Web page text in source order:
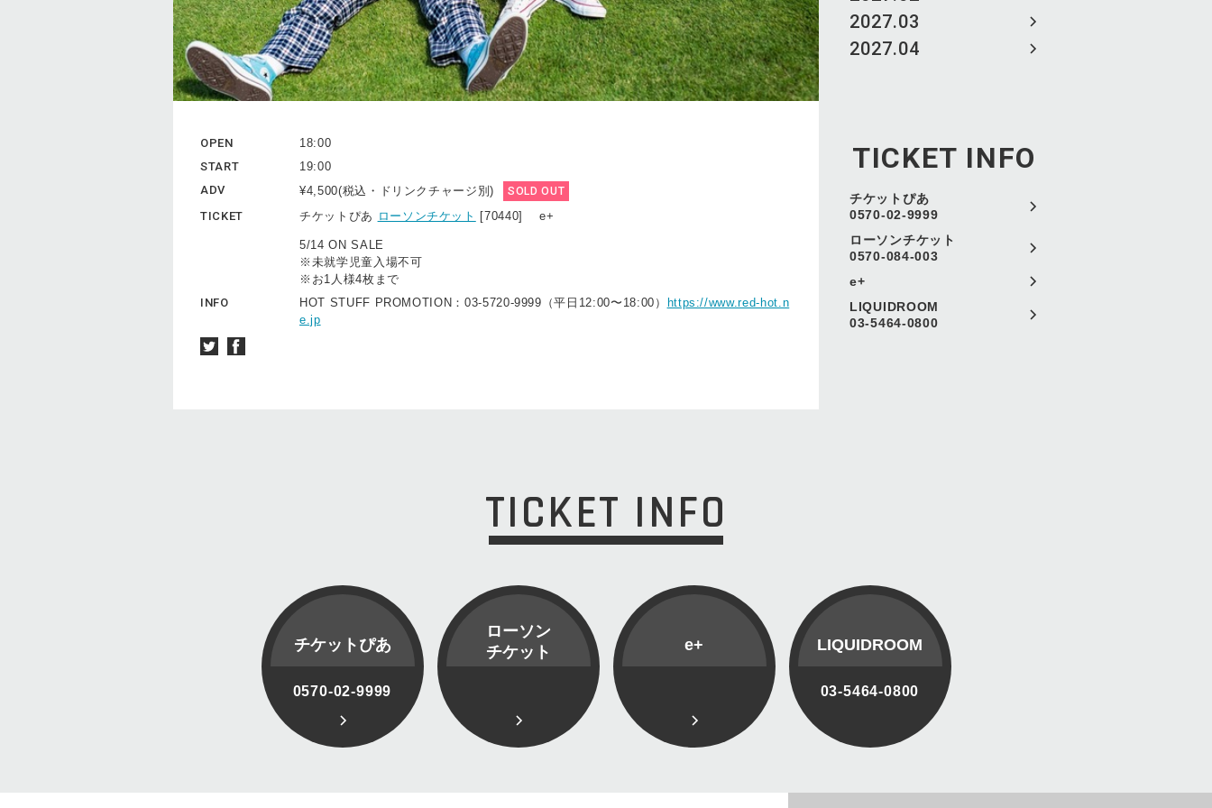
2027.03
2027.04
TICKET INFO
チケットぴあ
0570-02-9999
ローソンチケット
0570-084-003
e+
LIQUIDROOM
03-5464-0800
OPEN
18:00
START
19:00
ADV
¥4,500(税込・ドリンクチャージ別) SOLD OUT
TICKET チケットぴあ ローソンチケット [70440] e+
5/14 ON SALE
※未就学児童⼊場不可
※お1⼈様4枚まで
INFO
HOT STUFF PROMOTION：03-5720-9999（平⽇12:00〜18:00） https://www.red-hot.n
e.jp
TICKET INFO
チケットぴあ
0570-02-9999
ローソン
チケット
e+ LIQUIDROOM
03-5464-0800